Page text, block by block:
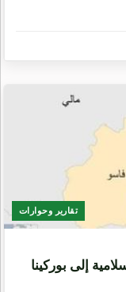
تقارير وحوارات
إلى بوركينا